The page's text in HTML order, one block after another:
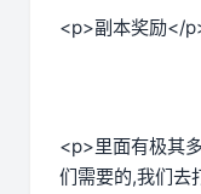
<p>副本奖励</
<p>里面有极其
们需要的,我们去